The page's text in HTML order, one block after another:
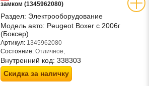
замком (1345962080)
Раздел: Электрооборудование
Модель авто: Peugeot Boxer с 2006г
(Боксер)
Артикул: 1345962080
Состояние: Отличное,
Внутренний код: 338303
Скидка за наличку